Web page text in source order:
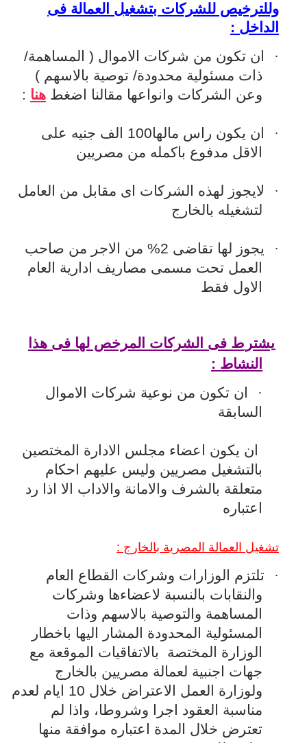
وللترخيص للشركات بتشغيل العمالة فى
الداخل :
·
ان تكون من شركات الاموال ( المساهمة/
ذات مسئولية محدودة/ توصية بالاسهم )
وعن الشركات وانواعها مقالنا اضغط هنا :
·
ان يكون راس مالها100 الف جنيه على
الاقل مدفوع باكمله من مصريين
·
لايجوز لهذه الشركات اى مقابل من العامل
لتشغيله بالخارج
·
يجوز لها تقاضى 2% من الاجر من صاحب
العمل تحت مسمى مصاريف ادارية العام
الاول فقط
يشتر ط فى الشركات المرخص لها فى هذا
النشاط :
·
ان تكون من نوعية شركات الاموال
السابقة
ان يكون اعضاء مجلس الادارة المختصين
بالتشغيل مصريين وليس عليهم احكام
متعلقة بالشرف والامانة والاداب الا اذا رد
اعتباره
تشغيل العمالة المصرية بالخارج :
·
تلتزم الوزارات وشركات القطاع العام
والنقابات بالنسبة لاعضاءها وشركات
المساهمة والتوصية بالاسهم وذات
المسئولية المحدودة المشار اليها باخطار
الوزارة المختصة
بالاتفاقيات الموقعة مع
جهات اجنبية لعمالة مصريين بالخارج
ولوزارة العمل الاعتراض خلال 10 ايام لعدم
مناسبة العقود اجرا وشروطا، واذا لم
تعترض خلال المدة اعتباره موافقة منها